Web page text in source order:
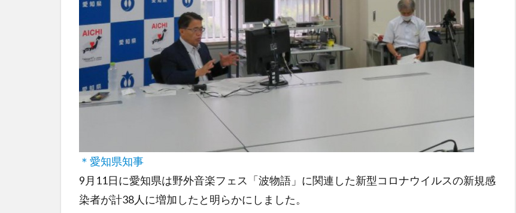
＊愛知県知事
9月11日に愛知県は野外音楽フェス「波物語」に関連した新型コロナウイルスの新規感
染者が計38人に増加したと明らかにしました。